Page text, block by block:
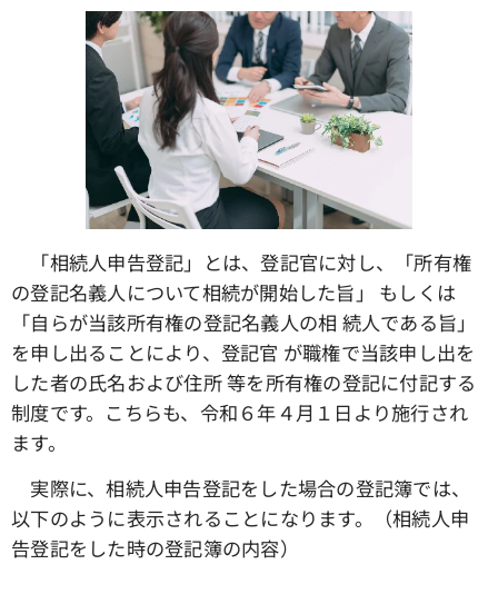
「相続人申告登記」とは、登記官に対し、「所有権
の登記名義人について相続が開始した旨」 もしくは
「自らが当該所有権の登記名義人の相 続人である旨」
を申し出ることにより、登記官 が職権で当該申し出を
した者の氏名および住所 等を所有権の登記に付記する
制度です。こちらも、令和６年４月１日より施行され
ます。
実際に、相続人申告登記をした場合の登記簿では、
以下のように表示されることになります。（相続人申
告登記をした時の登記簿の内容）